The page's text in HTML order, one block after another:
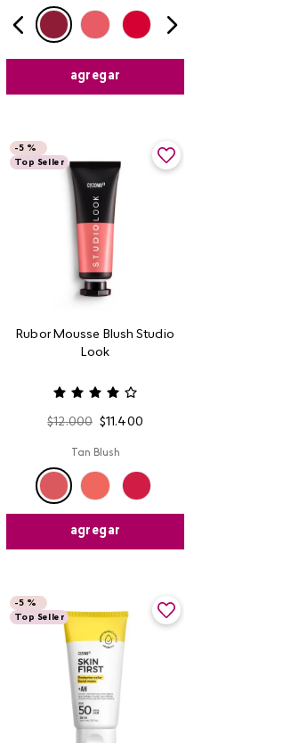
agregar
Rubor Mousse Blush Studio
Look
-5 %
Top Seller
$12.000 $11.400
Tan Blush
agregar
-5 %
Top Seller